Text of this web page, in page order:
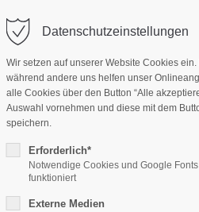
STARTSEITE DER VEREIN
Datenschutzeinstellungen
Wir setzen auf unserer Website Cookies
während andere uns helfen unser
alle Cookies über den Button “Alle
Auswahl vornehmen und diese mit dem
speichern.
Erforderlich*
Notwendige Cookies und Google
funktioniert
Externe Medien